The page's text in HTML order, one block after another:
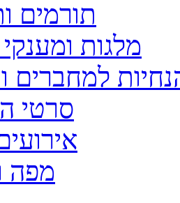
תורמים
מלגות
למחברים
סרטי
מפה